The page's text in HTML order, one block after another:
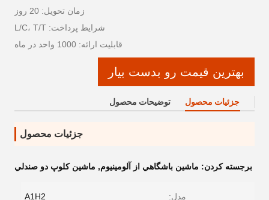
زمان تحویل: 20 روز
شرایط پرداخت: L/C، T/T
قابلیت ارائه: 1000 واحد در ماه
بهترین قیمت رو بدست بیار
جزئیات محصول توضیحات محصول
جزئیات محصول
برجسته کردن: ماشين باشگاهي از آلومينيوم, ماشين کلوپ دو صندلي
مدل: A1H2